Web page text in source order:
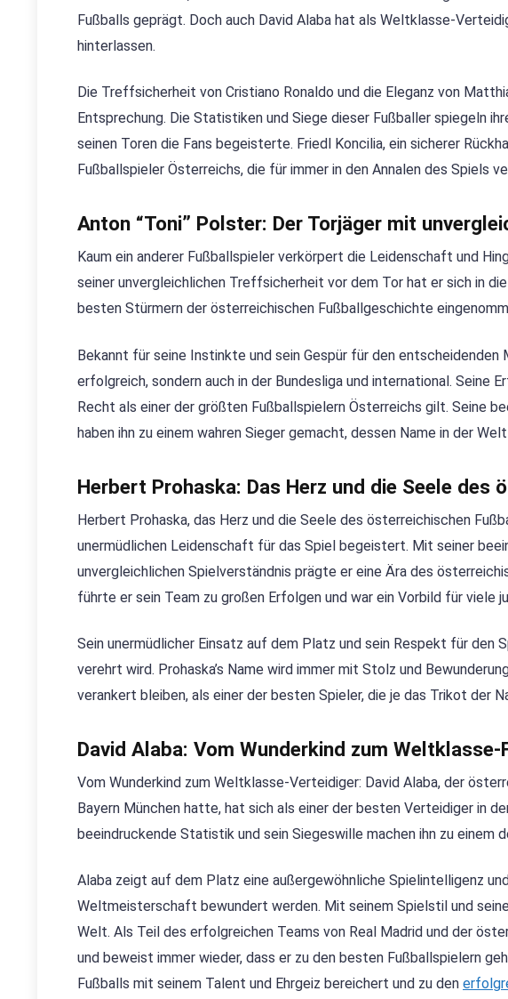
Fußballs geprägt. Doch auch David Alaba hat als Weltklasse-
hinterlassen.
Die Treffsicherheit von Cristiano Ronaldo und die Eleganz von
Entsprechung. Die Statistiken und Siege dieser Fußballer spiegeln
seinen Toren die Fans begeisterte. Friedl Koncilia, ein sicherer
Fußballspieler Österreichs, die für immer in den Annalen des Spiels
Anton “Toni” Polster: Der Torjäger mit
Kaum ein anderer Fußballspieler verkörpert die Leidenschaft und
seiner unvergleichlichen Treffsicherheit vor dem Tor hat er sich in
besten Stürmern der österreichischen Fußballgeschichte
Bekannt für seine Instinkte und sein Gespür für den
erfolgreich, sondern auch in der Bundesliga und international. Seine
Recht als einer der größten Fußballspielern Österreichs gilt. Seine
haben ihn zu einem wahren Sieger gemacht, dessen Name in der
Herbert Prohaska: Das Herz und die Seele des
Herbert Prohaska, das Herz und die Seele des österreichischen
unermüdlichen Leidenschaft für das Spiel begeistert. Mit seiner
unvergleichlichen Spielverständnis prägte er eine Ära des
führte er sein Team zu großen Erfolgen und war ein Vorbild für viele
Sein unermüdlicher Einsatz auf dem Platz und sein Respekt für den
verehrt wird. Prohaska’s Name wird immer mit Stolz und
verankert bleiben, als einer der besten Spieler, die je das Trikot der
David Alaba: Vom Wunderkind zum
Vom Wunderkind zum Weltklasse-Verteidiger: David Alaba, der
Bayern München hatte, hat sich als einer der besten Verteidiger in
beeindruckende Statistik und sein Siegeswille machen ihn zu einem
Alaba zeigt auf dem Platz eine außergewöhnliche Spielintelligenz
Weltmeisterschaft bewundert werden. Mit seinem Spielstil und
Welt. Als Teil des erfolgreichen Teams von Real Madrid und der
und beweist immer wieder, dass er zu den besten Fußballspielern
Fußballs mit seinem Talent und Ehrgeiz bereichert und zu den